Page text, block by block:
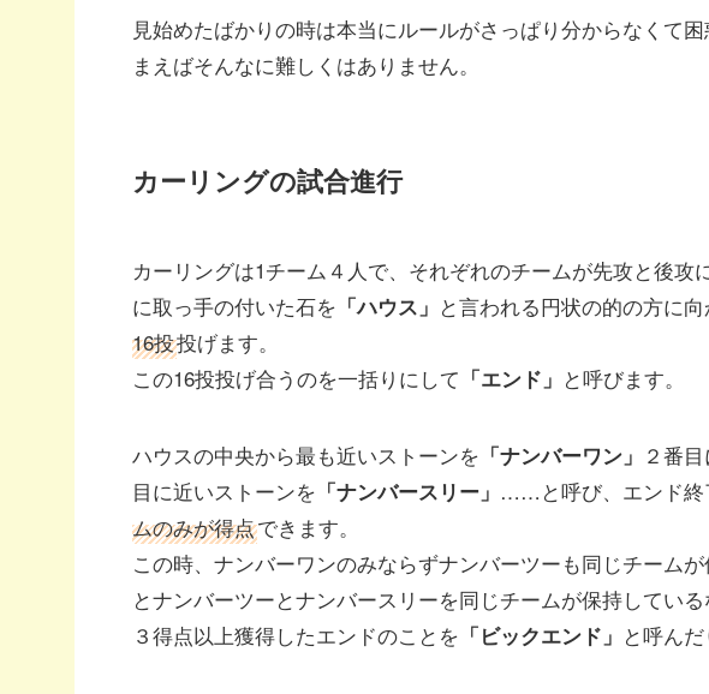
見始めたばかりの時は本当にルールがさっぱり分からなくて
まえばそんなに難しくはありません。
カーリングの試合進行
カーリングは1チーム４人で、それぞれのチームが先攻と後攻に
に取っ手の付いた石を 「ハウス」 と言われる円状の的の方に向
16投投げます。
この16投投げ合うのを一括りにして 「エンド」 と呼びます。
ハウスの中央から最も近いストーンを 「ナンバーワン」 ２番
目に近いストーンを 「ナンバースリー」 ……と呼び、エンド終
ムのみが得点できます。
この時、ナンバーワンのみならずナンバーツーも同じチーム
とナンバーツーとナンバースリーを同じチームが保持している
３得点以上獲得したエンドのことを 「ビックエンド」 と呼んだ